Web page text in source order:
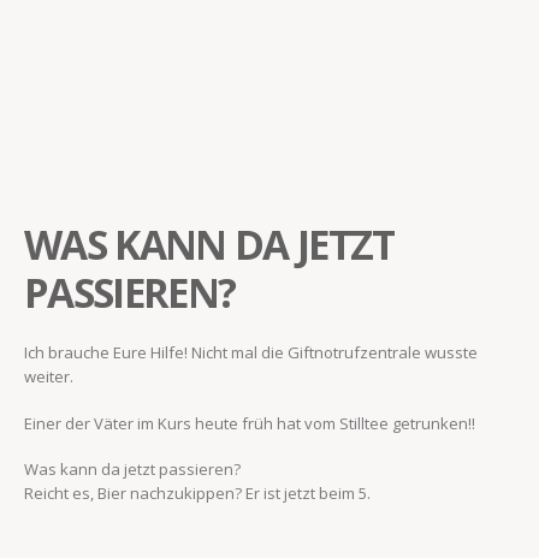
WAS KANN DA JETZT
PASSIEREN?
Ich brauche Eure Hilfe! Nicht mal die Giftnotrufzentrale wusste
weiter.
Einer der Väter im Kurs heute früh hat vom Stilltee getrunken!!
Was kann da jetzt passieren?
Reicht es, Bier nachzukippen? Er ist jetzt beim 5.